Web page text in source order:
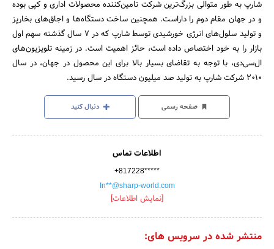
شارپ به طور متوالی بزرگ‌ترین شرکت تامین‌کننده محصولات اداری و کپی بوده
و در جهان مقام دوم را داراست. همچنین ساخت دستگاه‌ها و اجاق‌های بخارپز
و تولید سلول‌های انرژی خورشیدی توسط شارپ که در 7 سال گذشته سهم اول
بازار را به خود اختصاص داده است، حائز اهمیت است. در زمینه تلویزیون‌های
ال‌سی‌دی، با توجه به تقاضای بسیار بالا برای این محصول در جهان، در سال
2010 شرکت شارپ به تولید صد میلیون دستگاه در سال رسید.
صفحه رسمی دنبال کنید
اطلاعات تماس
+817228*****
In**@sharp-world.com
[نمایش اطلاعات]
منتشر شده در سرویس های: